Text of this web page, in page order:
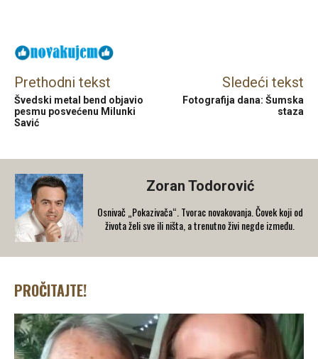
Prethodni tekst
Švedski metal bend objavio
pesmu posvećenu Milunki
Savić
Sledeći tekst
Fotografija dana: Šumska
staza
Zoran Todorović
Osnivač „Pokazivača“. Tvorac novakovanja. Čovek koji od
života želi sve ili ništa, a trenutno živi negde između.
PROČITAJTE!